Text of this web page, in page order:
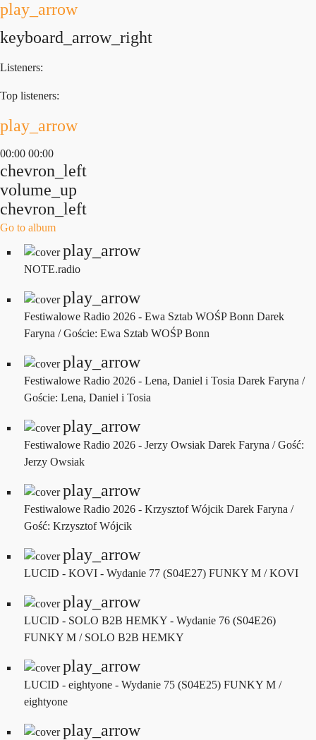
play_arrow
keyboard_arrow_right
Listeners:
Top listeners:
play_arrow
00:00 00:00
chevron_left
volume_up
chevron_left
Go to album
play_arrow
NOTE.radio
play_arrow
Festiwalowe Radio 2026 - Ewa Sztab WOŚP Bonn Darek
Faryna / Goście: Ewa Sztab WOŚP Bonn
play_arrow
Festiwalowe Radio 2026 - Lena, Daniel i Tosia Darek Faryna /
Goście: Lena, Daniel i Tosia
play_arrow
Festiwalowe Radio 2026 - Jerzy Owsiak Darek Faryna / Gość:
Jerzy Owsiak
play_arrow
Festiwalowe Radio 2026 - Krzysztof Wójcik Darek Faryna /
Gość: Krzysztof Wójcik
play_arrow
LUCID - KOVI - Wydanie 77 (S04E27) FUNKY M / KOVI
play_arrow
LUCID - SOLO B2B HEMKY - Wydanie 76 (S04E26)
FUNKY M / SOLO B2B HEMKY
play_arrow
LUCID - eightyone - Wydanie 75 (S04E25) FUNKY M /
eightyone
play_arrow